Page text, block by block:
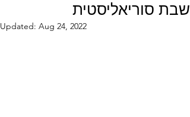
שבת סוריאליסטית
Updated: Aug 24, 2022